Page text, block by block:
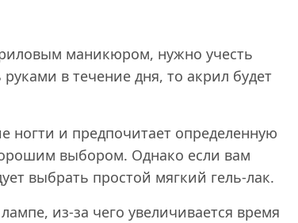
маникюром, нужно учесть
в течение дня, то акрил будет
ногти и предпочитает определенную
выбором. Однако если вам
выбрать простой мягкий гель-лак.
из-за чего увеличивается время